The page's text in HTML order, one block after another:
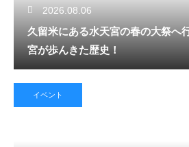
2026.08.06
久留米にある水天宮の春の大祭へ
宮が歩んきた歴史！
イベント